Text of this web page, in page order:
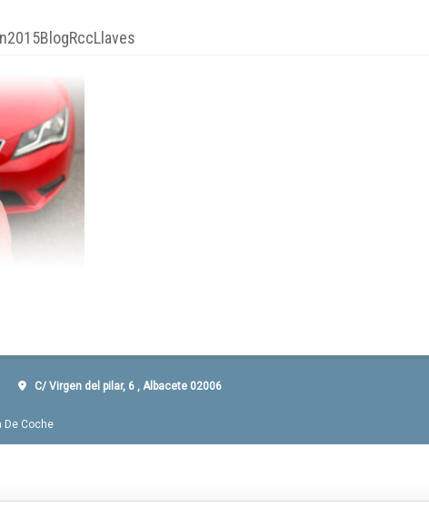
C/ Virgen del pilar, 6 , Albacete 02006
De Coche